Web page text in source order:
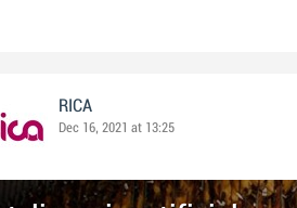
RICA
Dec 16, 2021 at 13:25